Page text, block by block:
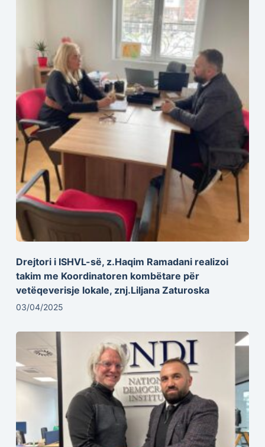
Drejtori i ISHVL-së, z.Haqim Ramadani realizoi
takim me Koordinatoren kombëtare për
vetëqeverisje lokale, znj.Liljana Zaturoska
03/04/2025